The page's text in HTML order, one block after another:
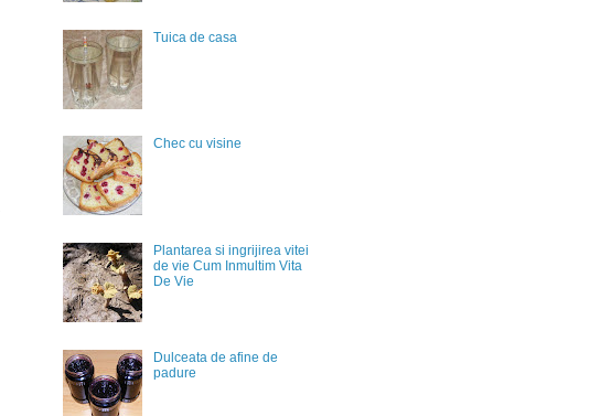
Tuica de casa
Chec cu visine
Plantarea si ingrijirea vitei
de vie Cum Inmultim Vita
De Vie
Dulceata de afine de
padure